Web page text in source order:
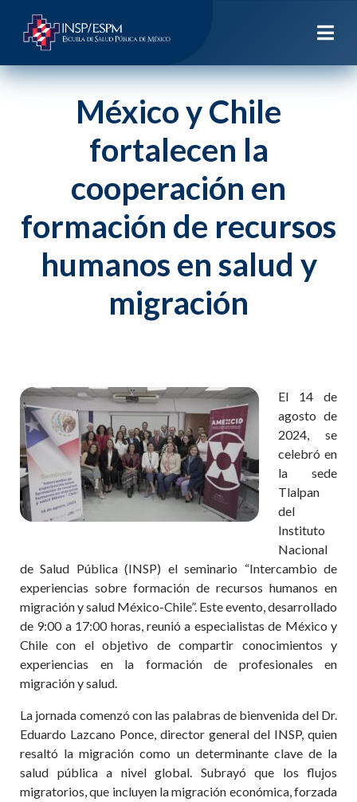
México y Chile
fortalecen la
cooperación en
formación de recursos
humanos en salud y
migración
El 14 de
agosto de
2024, se
celebró en
la sede
Tlalpan
del
Instituto
Nacional
de Salud Pública (INSP) el seminario “Intercambio de
experiencias sobre formación de recursos humanos en
migración y salud México-Chile”. Este evento, desarrollado
de 9:00 a 17:00 horas, reunió a especialistas de México y
Chile con el objetivo de compartir conocimientos y
experiencias en la formación de profesionales en
migración y salud.
La jornada comenzó con las palabras de bienvenida del Dr.
Eduardo Lazcano Ponce, director general del INSP, quien
resaltó la migración como un determinante clave de la
salud pública a nivel global. Subrayó que los flujos
migratorios, que incluyen la migración económica, forzada